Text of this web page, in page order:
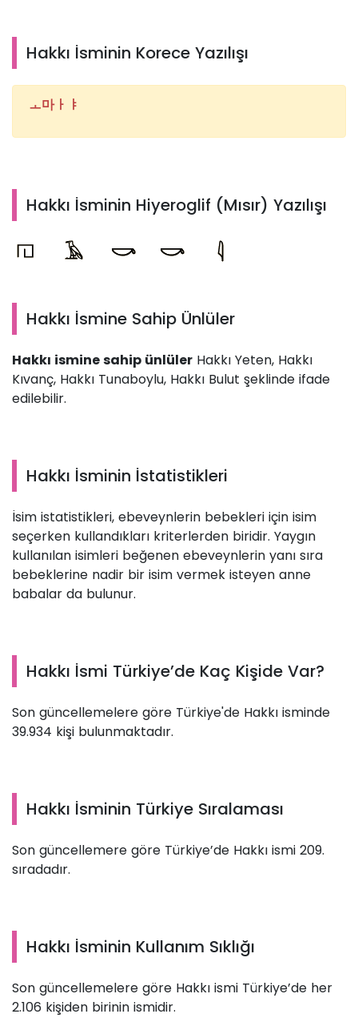
Hakkı İsminin Korece Yazılışı
ㅗ마ㅏㅑ
Hakkı İsminin Hiyeroglif (Mısır) Yazılışı
Hakkı İsmine Sahip Ünlüler
Hakkı ismine sahip ünlüler Hakkı Yeten, Hakkı
Kıvanç, Hakkı Tunaboylu, Hakkı Bulut şeklinde ifade
edilebilir.
Hakkı İsminin İstatistikleri
İsim istatistikleri, ebeveynlerin bebekleri için isim
seçerken kullandıkları kriterlerden biridir. Yaygın
kullanılan isimleri beğenen ebeveynlerin yanı sıra
bebeklerine nadir bir isim vermek isteyen anne
babalar da bulunur.
Hakkı İsmi Türkiye’de Kaç Kişide Var?
Son güncellemelere göre Türkiye'de Hakkı isminde
39.934 kişi bulunmaktadır.
Hakkı İsminin Türkiye Sıralaması
Son güncellemere göre Türkiye’de Hakkı ismi 209.
sıradadır.
Hakkı İsminin Kullanım Sıklığı
Son güncellemelere göre Hakkı ismi Türkiye’de her
2.106 kişiden birinin ismidir.